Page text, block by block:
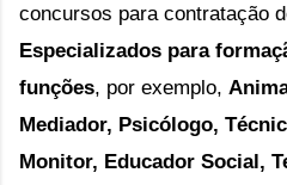
concursos para contratação
Especializados para
funções, por exemplo,
Mediador, Psicólogo,
Monitor, Educador Social,